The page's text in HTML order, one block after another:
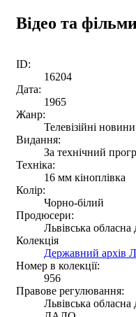
Відео та
ID:
16204
Дата:
1965
Жанр:
Телевізійні
Видання:
За технічний
Техніка:
16 мм кіноплівка
Колір:
Чорно-білий
Продюсери:
Львівська обласна
Колекція
Державний архів
Номер в колекції:
956
Правове регулювання:
Львівська обласна